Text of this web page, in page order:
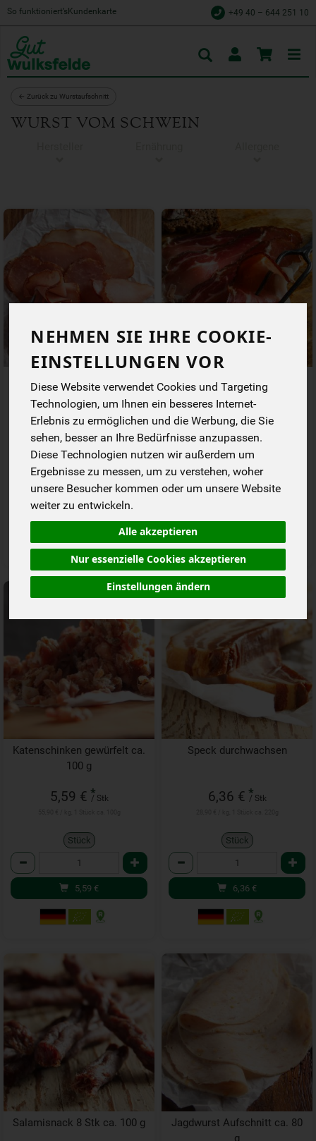
NEHMEN SIE IHRE COOKIE-
EINSTELLUNGEN VOR
Diese Website verwendet Cookies und Targeting
Technologien, um Ihnen ein besseres Internet-
Erlebnis zu ermöglichen und die Werbung, die Sie
sehen, besser an Ihre Bedürfnisse anzupassen.
Diese Technologien nutzen wir außerdem um
Ergebnisse zu messen, um zu verstehen, woher
unsere Besucher kommen oder um unsere Website
weiter zu entwickeln.
Alle akzeptieren
Nur essenzielle Cookies akzeptieren
Einstellungen ändern
So funktioniert’s Kundenkarte +49 40 – 644 251 10
← Zurück zu Wurstaufschnitt
WURST VOM SCHWEIN
ca. 80 g
4,63 € *
/ Stk
57,90 € / kg, 1 Stück ca. 80g
Stück
Anzahl
dünnen Scheiben
4,63 €*
/ Stk
57,90 € / kg, 1 Stück ca. 80g
Stück
Anzahl
Katenschinken gewürfelt ca.
100 g
5,59 € *
/ Stk
Stück
Anzahl
5,59 €
Speck durchwachsen
6,36 € *
/ Stk
Stück
Anzahl
6,36 €
Salamisnack 8 Stk ca. 100 g
Jagdwurst Aufschnitt ca. 80
g
Toggle
cart